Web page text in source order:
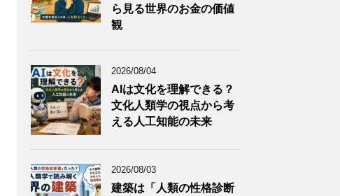
ら見る世界のお金の価値
観
2026/08/04
AIは文化を理解できる？
文化人類学の視点から考
える人工知能の未来
2026/08/03
建築は「人類の性格診断